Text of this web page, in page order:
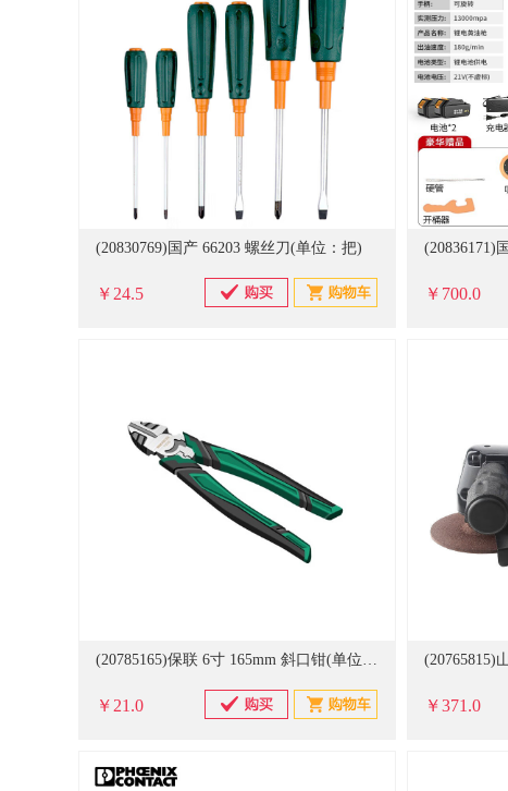
(20830769)国产 66203 螺丝刀(单位：把)
￥24.5 ￥700.0
(20785165)保联 6寸 165mm 斜口钳(单位：把)
￥21.0 ￥371.0